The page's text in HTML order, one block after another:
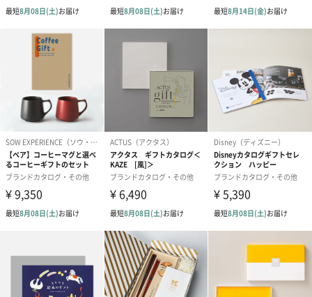
写真付きメッセージカ
ード（680円）
写真付きメッセージカ
ード（Thank you）ピ
ンク（680円）
Birthday ホワ
刷なし）（
包装紙
包装紙または風呂敷でラッピングを施してお届けいたします。